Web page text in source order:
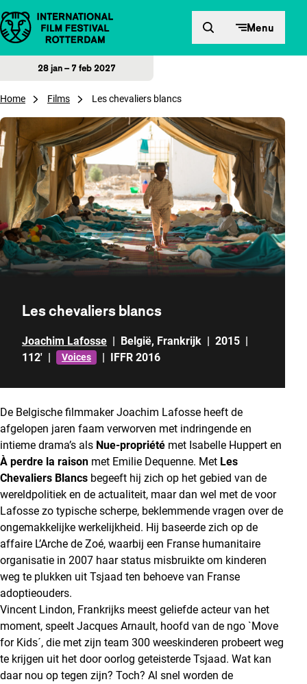
Direct naar inhoud Menu
28 jan – 7 feb 2027
Home Films Les chevaliers blancs
Les chevaliers blancs
Joachim Lafosse | België, Frankrijk | 2015 |
112' | Voices | IFFR 2016
De Belgische filmmaker Joachim Lafosse heeft de
afgelopen jaren faam verworven met indringende en
intieme drama’s als Nue-propriété met Isabelle Huppert en
À perdre la raison met Emilie Dequenne. Met Les
Chevaliers Blancs begeeft hij zich op het gebied van de
wereldpolitiek en de actualiteit, maar dan wel met de voor
Lafosse zo typische scherpe, beklemmende vragen over de
ongemakkelijke werkelijkheid. Hij baseerde zich op de
affaire L’Arche de Zoé, waarbij een Franse humanitaire
organisatie in 2007 haar status misbruikte om kinderen
weg te plukken uit Tsjaad ten behoeve van Franse
adoptieouders.
Vincent Lindon, Frankrijks meest geliefde acteur van het
moment, speelt Jacques Arnault, hoofd van de ngo `Move
for Kids´, die met zijn team 300 weeskinderen probeert weg
te krijgen uit het door oorlog geteisterde Tsjaad. Wat kan
daar nou op tegen zijn? Toch? Al snel worden de